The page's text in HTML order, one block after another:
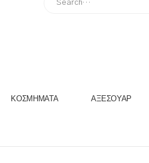
ΚΟΣΜΉΜΑΤΑ ΑΞΕΣΟΥΆΡ